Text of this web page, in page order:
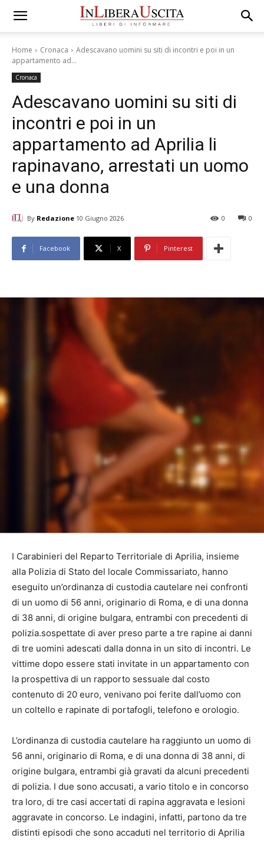
Home Cronaca
Adescavano uomini su siti di incontri e poi in un
appartamento ad...
Cronaca
Adescavano uomini su siti di
incontri e poi in un
appartamento ad Aprilia li
rapinavano, arrestati un uomo
e una donna
By Redazione 10 Giugno 2026 0
0
Facebook X Pinterest
I Carabinieri del Reparto Territoriale di Aprilia, insieme
alla Polizia di Stato del locale Commissariato, hanno
eseguito un’ordinanza di custodia cautelare nei confronti
di un uomo di 56 anni, originario di Roma, e di una donna
di 38 anni, di origine bulgara, entrambi con precedenti di
polizia.sospettate di aver preso parte a tre rapine ai danni
di tre uomini adescati dalla donna in un sito di incontri. Le
vittime dopo essere stati invitate in un appartamento con
la prospettiva di un rapporto sessuale dal costo
contenuto di 20 euro, venivano poi ferite dall’uomo con
un coltello e rapinate di portafogli, telefono e orologio.
L’ordinanza di custodia cautelare ha raggiunto un uomo di
56 anni, originario di Roma, e di una donna di 38 anni, di
origine bulgara, entrambi già gravati da alcuni precedenti
di polizia. I due sono accusati, a vario titolo e in concorso
tra loro, di tre casi accertati di rapina aggravata e lesioni
aggravate in concorso. Le indagini, infatti, partono da tre
distinti episodi che sono accaduti nel territorio di Aprilia